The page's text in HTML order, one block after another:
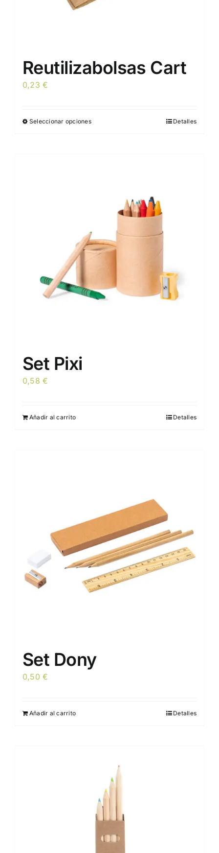
Reutilizabolsas Cart
0,23€
Seleccionar opcionesEste
opciones
pueden
elegir
en
página
de
Detalles
Set Pixi
0,58€
Añadir al carrito Detalles
Set Dony
0,50€
Añadir al carrito Detalles